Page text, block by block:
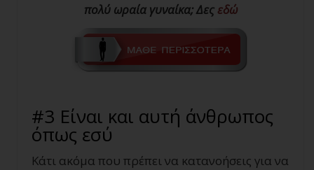
πολύ ωραία γυναίκα; Δες εδώ
#3 Είναι και αυτή άνθρωπος
όπως εσύ
Κάτι ακόμα που πρέπει να κατανοήσεις για να